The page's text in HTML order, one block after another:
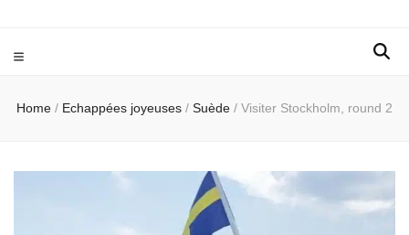
Home / Echappées joyeuses / Suède / Visiter Stockholm, round 2